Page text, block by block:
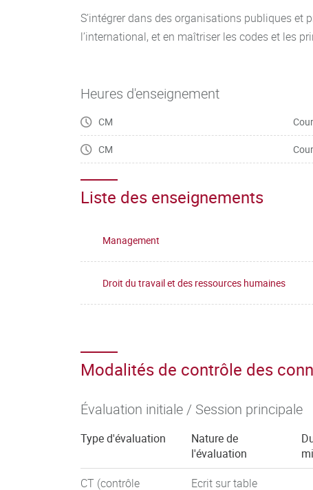
S’intégrer dans des organisations publiques et
l’international, et en maîtriser les codes et les
Heures d'enseignement
CM
CM
Liste des enseignements
Management
Droit du travail et des ressources humaines
Modalités de contrôle des
Évaluation initiale / Session principale
Type d'évaluation
Nature de
l'évaluation
CT (contrôle
Ecrit sur table